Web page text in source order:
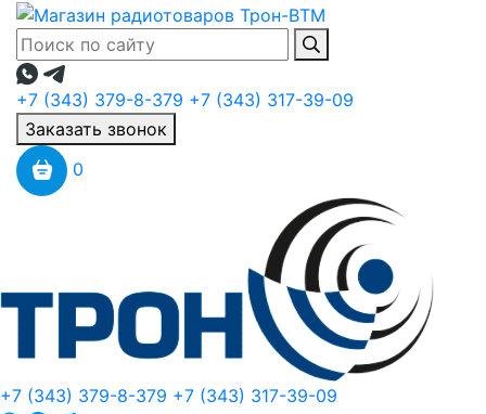
+7 (343) 379-8-379 +7 (343) 317-39-09
Заказать звонок
0
+7 (343) 379-8-379 +7 (343) 317-39-09